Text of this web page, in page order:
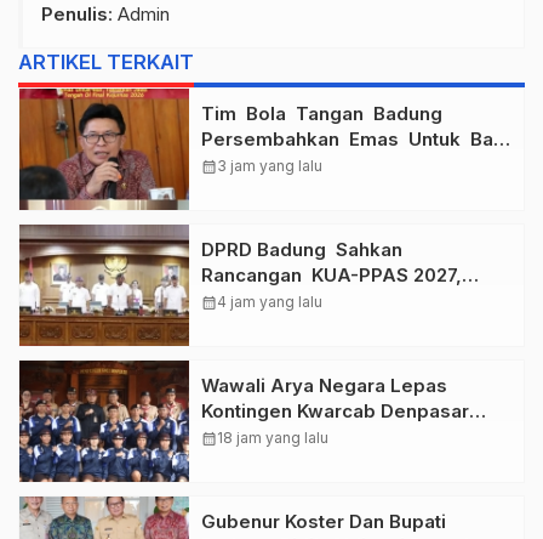
Penulis: Admin
ARTIKEL TERKAIT
Tim Bola Tangan Badung
Persembahkan Emas Untuk Bali
, Taklukkan Jawa Tengah Di
calendar_month3 jam yang lalu
DPRD Badung Sahkan
Rancangan KUA-PPAS 2027,
Anggaran Tembus Lebih Dari
calendar_month4 jam yang lalu
Wawali Arya Negara Lepas
Kontingen Kwarcab Denpasar
Menuju Jambore Nasional XII
calendar_month18 jam yang lalu
Gubenur Koster Dan Bupati